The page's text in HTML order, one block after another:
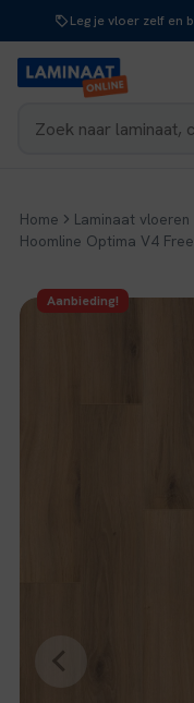
inhoud
Leg je vloer zelf en
Home Laminaat vloeren
Hoomline Optima V4
Aanbieding!